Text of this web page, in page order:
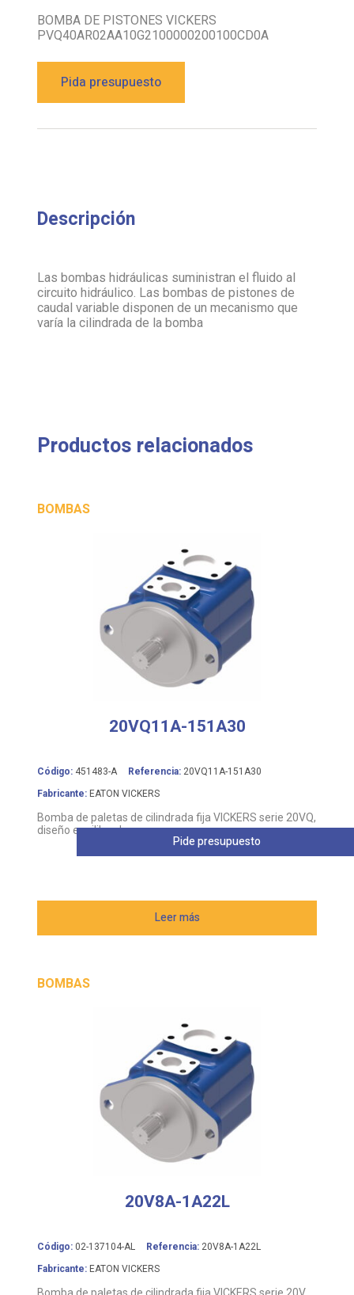
BOMBA DE PISTONES VICKERS
PVQ40AR02AA10G2100000200100CD0A
Pida presupuesto
Descripción
Las bombas hidráulicas suministran el fluido al
circuito hidráulico. Las bombas de pistones de
caudal variable disponen de un mecanismo que
varía la cilindrada de la bomba
Productos relacionados
BOMBAS
20VQ11A-151A30
Código: 451483-A Referencia: 20VQ11A-151A30
Fabricante: EATON VICKERS
Bomba de paletas de cilindrada fija VICKERS serie 20VQ,
diseño equilibrado
Leer más
Pide presupuesto
BOMBAS
20V8A-1A22L
Código: 02-137104-AL Referencia: 20V8A-1A22L
Fabricante: EATON VICKERS
Bomba de paletas de cilindrada fija VICKERS serie 20V,